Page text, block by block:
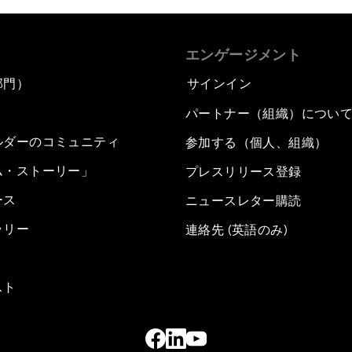
）
ーのコミュニティ
ストーリー」
ー
エンゲージメント
サインイン
パートナー（組織）につい
参加する（個人、組織）
プレスリリース登録
ニュースレター購読
連絡先 (英語のみ)